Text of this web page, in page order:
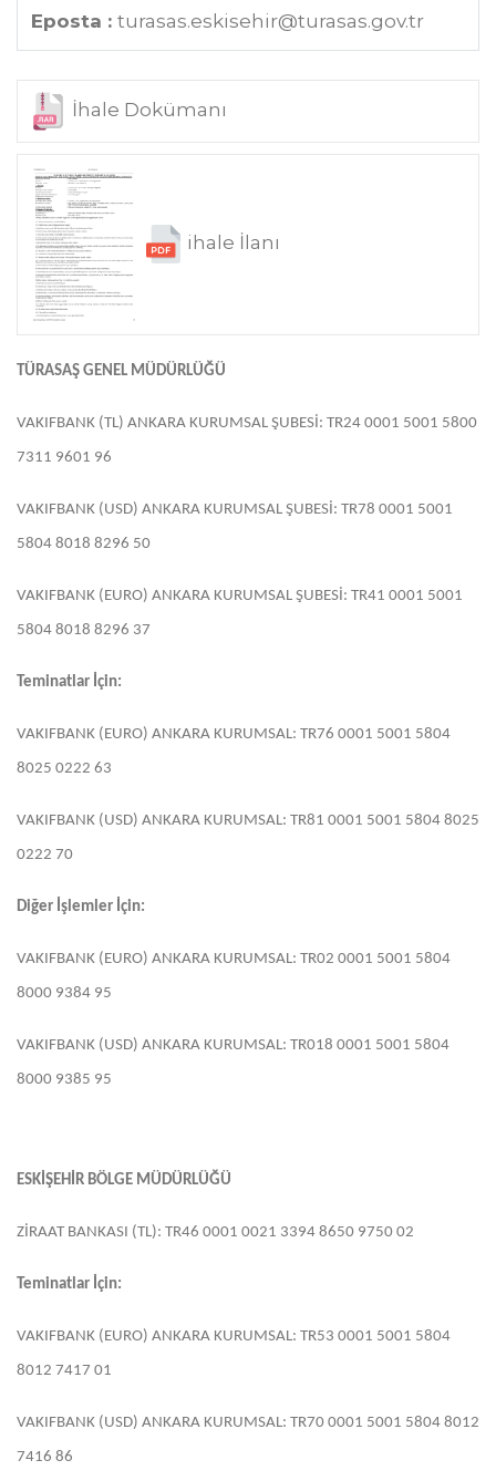
Eposta : turasas.eskisehir@turasas.gov.tr
İhale Dokümanı
ihale İlanı
TÜRASAŞ GENEL MÜDÜRLÜĞÜ
VAKIFBANK (TL) ANKARA KURUMSAL ŞUBESİ: TR24 0001 5001 5800
7311 9601 96
VAKIFBANK (USD) ANKARA KURUMSAL ŞUBESİ: TR78 0001 5001
5804 8018 8296 50
VAKIFBANK (EURO) ANKARA KURUMSAL ŞUBESİ: TR41 0001 5001
5804 8018 8296 37
Teminatlar İçin:
VAKIFBANK (EURO) ANKARA KURUMSAL: TR76 0001 5001 5804
8025 0222 63
VAKIFBANK (USD) ANKARA KURUMSAL: TR81 0001 5001 5804 8025
0222 70
Diğer İşlemler İçin:
VAKIFBANK (EURO) ANKARA KURUMSAL: TR02 0001 5001 5804
8000 9384 95
VAKIFBANK (USD) ANKARA KURUMSAL: TR018 0001 5001 5804
8000 9385 95
ESKİŞEHİR BÖLGE MÜDÜRLÜĞÜ
ZİRAAT BANKASI (TL): TR46 0001 0021 3394 8650 9750 02
Teminatlar İçin:
VAKIFBANK (EURO) ANKARA KURUMSAL: TR53 0001 5001 5804
8012 7417 01
VAKIFBANK (USD) ANKARA KURUMSAL: TR70 0001 5001 5804 8012
7416 86